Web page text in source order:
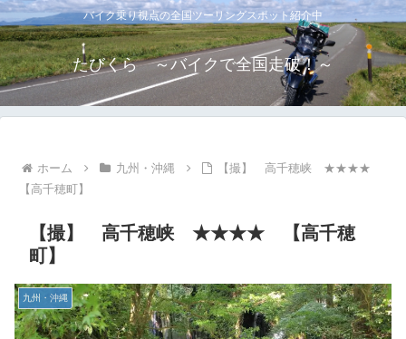
バイク乗り視点の全国ツーリングスポット紹介中
たびくら ～バイクで全国走破！～
ホーム 九州・沖縄
【撮】 高千穂峡 ★★★★
【高千穂町】
【撮】 高千穂峡 ★★★★ 【高千穂
町】
九州・沖縄